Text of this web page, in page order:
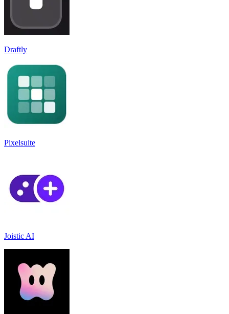
Draftly
Pixelsuite
Joistic AI